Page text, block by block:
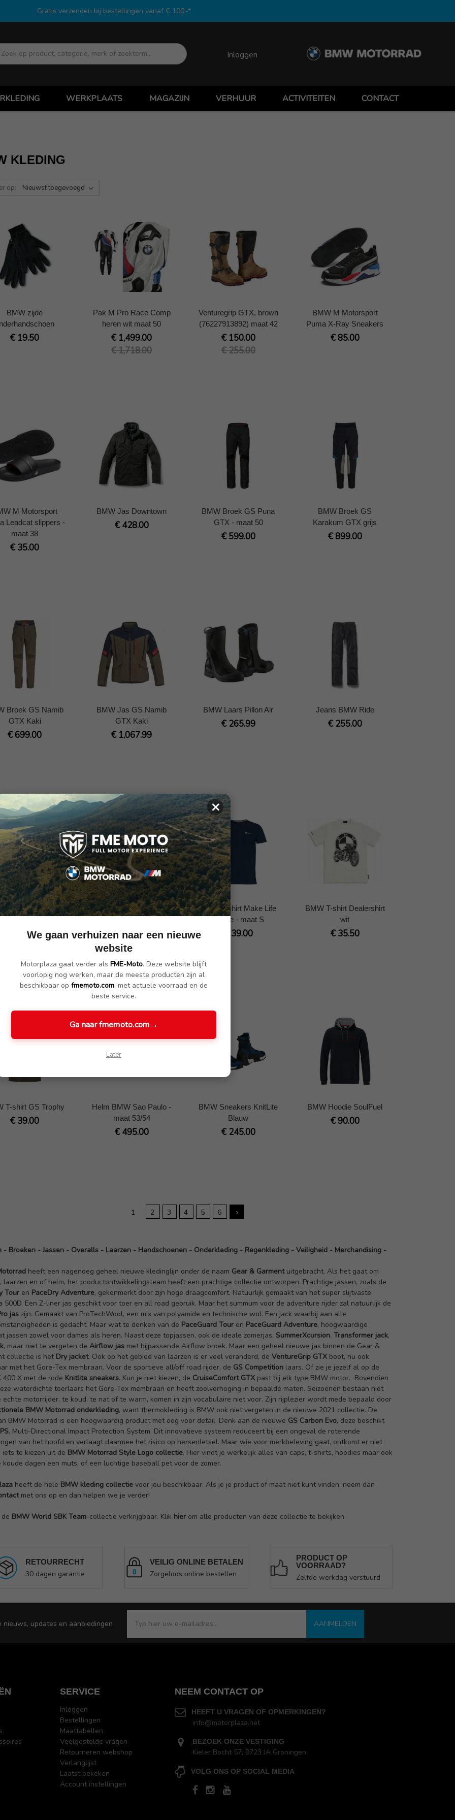
Gratis verzenden bij bestellingen vanaf € 100,-*
Zoek
Inloggen
WERKPLAATS MAGAZIJN VERHUUR ACTIVITEITEN CONTACT
KLEDING
op:
BMW zijde
€ 19.50
Pak M Pro Race Comp
heren wit maat 50
€ 1,499.00
€ 1,718.00
Venturegrip GTX, brown
(76227913892) maat 42
€ 150.00
€ 255.00
BMW M Motorsport
Puma X-Ray Sneakers
€ 85.00
M Motorsport
Leadcat slippers -
maat 38
€ 35.00
BMW Jas Downtown
€ 428.00
BMW Broek GS Puna
GTX - maat 50
€ 599.00
BMW Broek GS
Karakum GTX grijs
€ 899.00
Broek GS Namib
GTX Kaki
€ 699.00
BMW Jas GS Namib
GTX Kaki
€ 1,067.99
BMW Laars Pillon Air
€ 265.99
Jeans BMW Ride
€ 255.00
T-shirt Luftgekühlt
BMW T-shirt Make Life
€ 39.00
BMW T-shirt Make Life
a Ride - maat S
€ 39.00
BMW T-shirt Dealershirt
wit
€ 35.50
T-shirt GS Trophy
€ 39.00
Helm BMW Sao Paulo -
maat 53/54
€ 495.00
BMW Sneakers KnitLite
Blauw
€ 245.00
BMW Hoodie SoulFuel
€ 90.00
1 2 3 4 5 6
- Broeken -Jassen - Overalls - Laarzen - Handschoenen - Onderkleding - Regenkleding -Veiligheid - Merchandising -
heeft een nagenoeg geheel nieuwe kledinglijn onder de naam Gear & Garmentuitgebracht. Als het gaat om
laarzen en of helm, het productontwikkelingsteam heeft een prachtige collectie ontworpen. Prachtige jassen, zoals de
Tour en PaceDry Adventure, gekenmerkt door zijn hoge draagcomfort. Natuurlijk gemaakt van het super slijtvaste
500D. Een Z-liner jas geschikt voor toer en all road gebruik. Maar het summum voor de adventure rijder zal natuurlijk de
jas zijn. Gemaakt van ProTechWool, een mix van polyamide en technische wol. Een jack waarbij aan alle
is gedacht. Maar wat te denken van de PaceGuard Tour en PaceGuard Adventure, hoogwaardige
jassen zowel voor dames als heren. Naast deze topjassen, ook de ideale zomerjas, SummerXcursion,Transformer jack,
, maar niet te vergeten deAirflow jas met bijpassende Airflow broek. Maar een geheel nieuwe jas binnen de Gear &
collectie is het Dry jacket. Ook op het gebied van laarzen is er veel veranderd, deVentureGrip GTX boot, nu ook
met het Gore-Tex membraan. Voor de sportieve all/off road rijder, de GS Competition laars. Of zie je jezelf al op de
400 X met de rode Knitlite sneakers. Kun je niet kiezen, de CruiseComfort GTX past bij elk type BMW motor. Bovendien
waterdichte toerlaars het Gore-Tex membraan en heeft zoolverhoging in bepaalde maten. Seizoenen bestaan niet
echte motorrijder, te koud, te nat of te warm, komen in zijn vocabulaire niet voor. Zijn rijplezier wordt mede bepaald door
BMW Motorrad onderkleding, want thermokleding is BMW ook niet vergeten in de nieuwe 2021 collectie. De
BMW Motorrad is een hoogwaardig product met oog voor detail. Denk aan de nieuwe GS Carbon Evo, deze beschikt
, Multi-Directional Impact Protection System. Dit innovatieve systeem reduceert bij een ongeval de roterende
van het hoofd en verlaagt daarmee het risico op hersenletsel. Maar wie voor merkbeleving gaat, ontkomt er niet
iets te kiezen uit de BMW Motorrad Style Logo collectie. Hier vindt je werkelijk alles van caps, t-shirts, hoodies maar ook
koude dagen een muts, of een luchtige baseball pet voor de zomer.
heeft de hele BMW kleding collectie voor jou beschikbaar. Als je je product of maat niet kunt vinden, neem dan
met ons op en dan helpen we je verder!
BMW World SBK Team-collectie verkrijgbaar. Klik hier om alle producten van deze collectie te bekijken.
RETOURRECHT
30 dagen garantie
VEILIG ONLINE BETALEN
Zorgeloos online bestellen
PRODUCT OP
VOORRAAD?
Zelfde werkdag verstuurd
updates en aanbiedingen AANMELDEN
SERVICE
Inloggen
Bestellingen
Maattabellen
Veelgestelde vragen
Retourneren webshop
Verlanglijst
Laatst bekeken
Account instellingen
NEEM CONTACT OP
HEEFT U VRAGEN OF OPMERKINGEN?
info@motorplaza.net
BEZOEK ONZE VESTIGING
Kieler Bocht 57, 9723 JA Groningen
VOLG ONS OP SOCIAL MEDIA
×
We gaan verhuizen naar een nieuwe
website
Motorplaza gaat verder als FME-Moto. Deze website blijft
voorlopig nog werken, maar de meeste producten zijn al
beschikbaar op fmemoto.com, met actuele voorraad en de
beste service.
Ga naar fmemoto.com→
Later